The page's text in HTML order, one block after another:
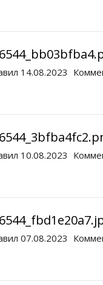
14.08.2023
10.08.2023
07.08.2023